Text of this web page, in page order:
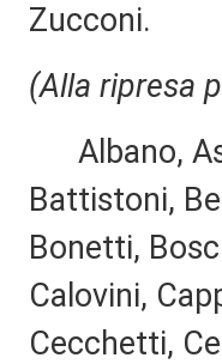
Zucconi.
(Alla ripresa
Albano,
Battistoni,
Bonetti,
Calovini,
Cecchetti,